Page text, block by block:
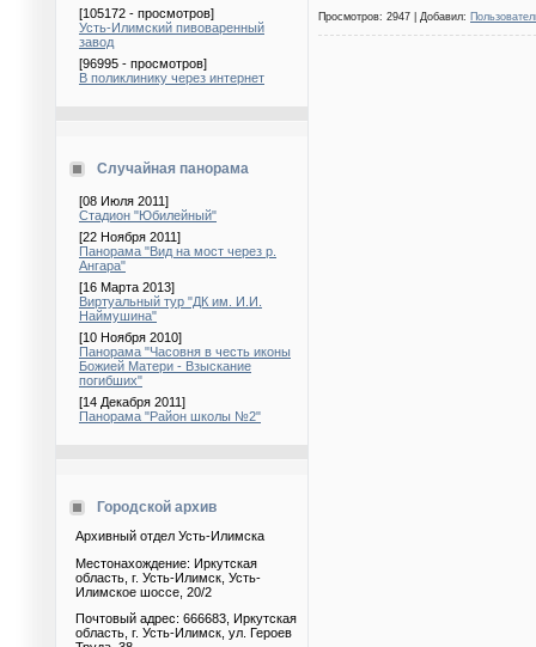
[105172 - просмотров]
Усть-Илимский пивоваренный
завод
[96995 - просмотров]
В поликлинику через интернет
Случайная панорама
[08 Июля 2011]
Стадион "Юбилейный"
[22 Ноября 2011]
Панорама "Вид на мост через р.
Ангара"
[16 Марта 2013]
Виртуальный тур "ДК им. И.И.
Наймушина"
[10 Ноября 2010]
Панорама "Часовня в честь иконы
Божией Матери - Взыскание
погибших"
[14 Декабря 2011]
Панорама "Район школы №2"
Городской архив
Архивный отдел Усть-Илимска
Местонахождение: Иркутская
область, г. Усть-Илимск, Усть-
Илимское шоссе, 20/2
Почтовый адрес: 666683, Иркутская
область, г. Усть-Илимск, ул. Героев
Просмотров: 2947 | Добавил: